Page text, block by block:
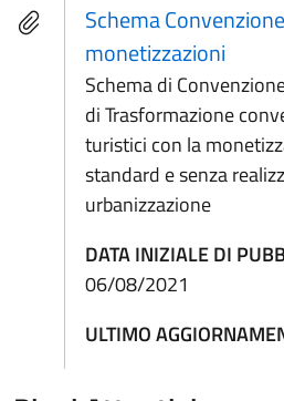
Schema
monetizzazioni
Schema di
di Trasformazione
turistici con la
standard e senza
urbanizzazione
DATA INIZIALE DI
06/08/2021
ULTIMO